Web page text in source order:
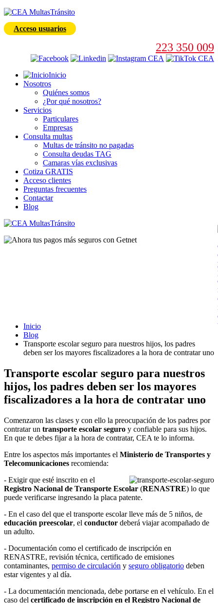
Acceso usuarios
223 350 009
Inicio
Nosotros
Quiénes somos
¿Por qué nosotros?
Servicios
Particulares
Empresas
Consulta multas
Multas de tránsito no pagadas
Consulta deudas TAG
Camaras vías exclusivas
Cotiza GRATIS
Acceso clientes
Preguntas frecuentes
Contactar
Blog
Inicio
Blog
Transporte escolar seguro para nuestros hijos, los padres
deben ser los mayores fiscalizadores a la hora de contratar uno
Transporte escolar seguro para nuestros
hijos, los padres deben ser los mayores
fiscalizadores a la hora de contratar uno
Comenzaron las clases y con ello la preocupación de los padres por
contratar un transporte escolar seguro y confiable para sus hijos.
En que te debes fijar a la hora de contratar, CEA te lo informa.
Entre los aspectos más importantes el Ministerio de Transportes y
Telecomunicaciones recomienda:
- Exigir que esté inscrito en el
Registro Nacional de Transporte Escolar (RENASTRE) lo que
puede verificarse ingresando la placa patente.
- En el caso del que el transporte escolar lleve más de 5 niños, de
educación preescolar, el conductor deberá viajar acompañado de
un adulto.
- Documentación como el certificado de inscripción en
RENASTRE, revisión técnica, certificado de emisiones
contaminantes, permiso de circulación y seguro obligatorio deben
estar vigentes y al día.
- La documentación mencionada, debe portarse en el vehículo. En el
caso del certificado de inscripción en el Registro Nacional de